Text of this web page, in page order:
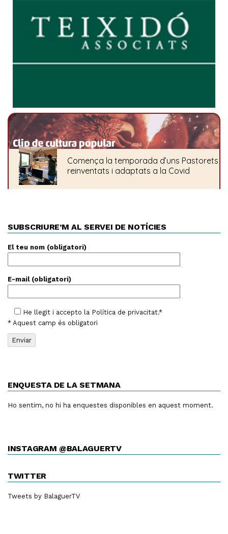
SUBSCRIURE’M AL SERVEI DE NOTÍCIES
El teu nom (obligatori)
E-mail (obligatori)
He llegit i accepto la Política de privacitat.*
* Aquest camp és obligatori
ENQUESTA DE LA SETMANA
Ho sentim, no hi ha enquestes disponibles en aquest moment.
INSTAGRAM @BALAGUERTV
TWITTER
Tweets by BalaguerTV